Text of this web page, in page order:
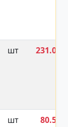
шт
231.00
шт
80.50